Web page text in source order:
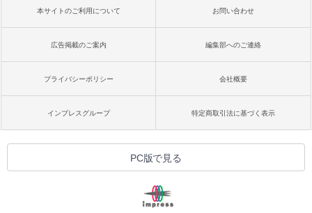
本サイトのご利用について お問い合わせ
広告掲載のご案内 編集部へのご連絡
プライバシーポリシー 会社概要
インプレスグループ 特定商取引法に基づく表示
PC版で見る